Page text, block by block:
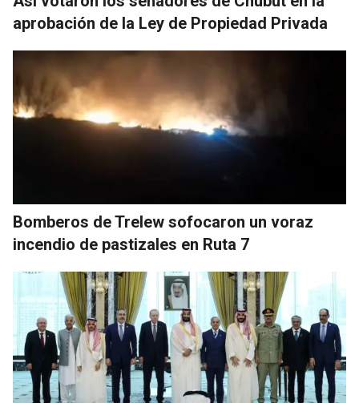
aprobación de la Ley de Propiedad Privada
Bomberos de Trelew sofocaron un voraz
incendio de pastizales en Ruta 7